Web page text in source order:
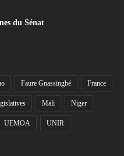
du Sénat
Faure Gnassingbé France
Mali Niger
UEMOA UNIR